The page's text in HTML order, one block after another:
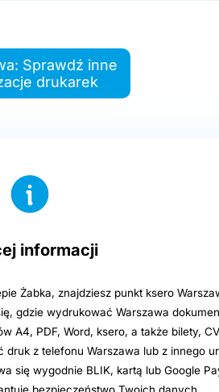
Sprawdź inne
drukarek
informacji
Żabka, znajdziesz punkt ksero
gdzie wydrukować Warszawa
A4, PDF, Word, ksero, a także bilety,
z telefonu Warszawa lub z innego
się wygodnie BLIK, kartą lub Google